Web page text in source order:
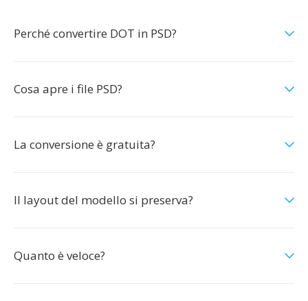
Perché convertire DOT in PSD?
Cosa apre i file PSD?
La conversione è gratuita?
Il layout del modello si preserva?
Quanto è veloce?